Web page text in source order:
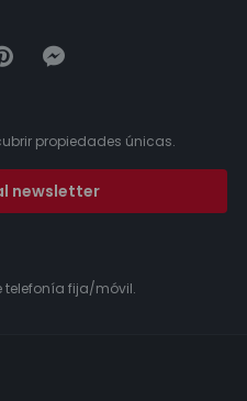
propiedades únicas.
newsletter
telefonía fija/móvil.